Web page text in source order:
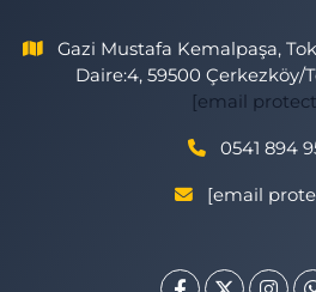
Gazi Mustafa Kemalpaşa,
Daire:4, 59500 Çerkezköy/
[email
0541 894
[email